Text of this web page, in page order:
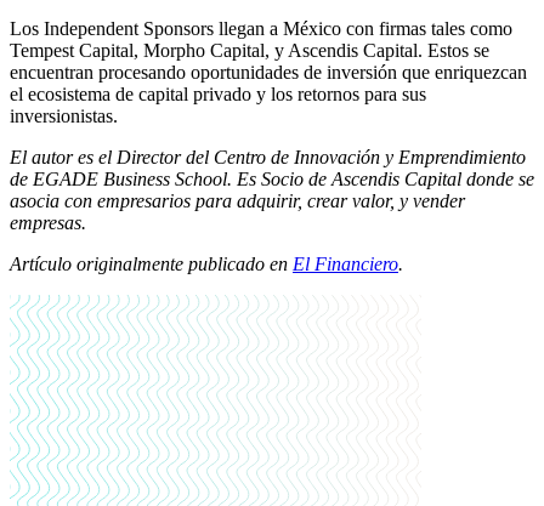
Los Independent Sponsors llegan a México con firmas tales como
Tempest Capital, Morpho Capital, y Ascendis Capital. Estos se
encuentran procesando oportunidades de inversión que enriquezcan
el ecosistema de capital privado y los retornos para sus
inversionistas.
El autor es el Director del Centro de Innovación y Emprendimiento
de EGADE Business School. Es Socio de Ascendis Capital donde se
asocia con empresarios para adquirir, crear valor, y vender
empresas.
Artículo originalmente publicado en El Financiero.